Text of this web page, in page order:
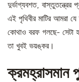
দুর্ভাগ্যবশত, বাস্তুতন্ত্রের
এই পৃথিবীর মাটির আমরা
কোথাও বরফ গলছে- সেটা
তা খুবই ভয়ঙ্কর।
ক্রমহ্রাসমান